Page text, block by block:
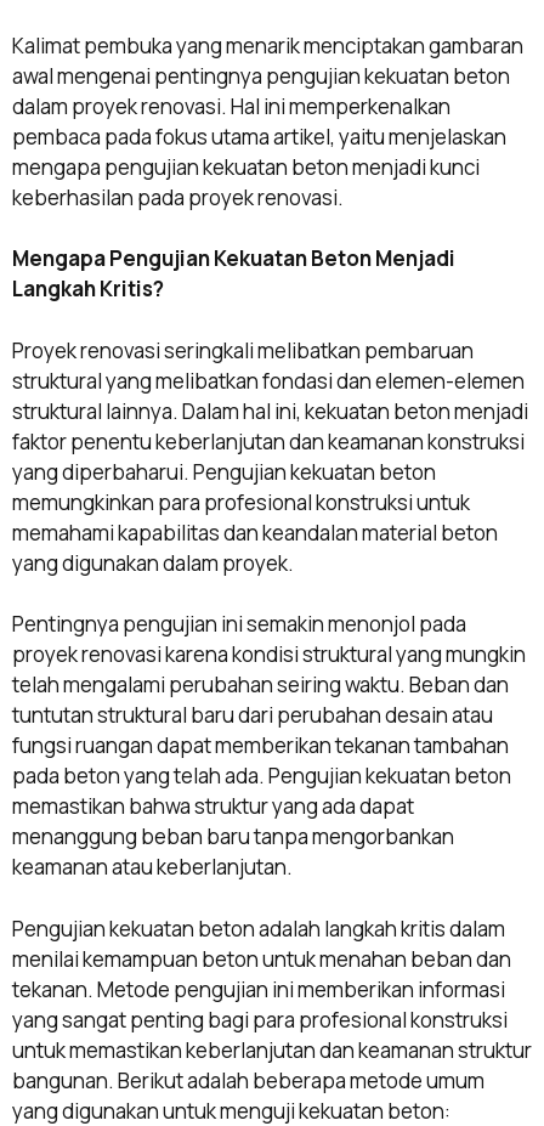
Kalimat pembuka yang menarik menciptakan gambaran
awal mengenai pentingnya pengujian kekuatan beton
dalam proyek renovasi. Hal ini memperkenalkan
pembaca pada fokus utama artikel, yaitu menjelaskan
mengapa pengujian kekuatan beton menjadi kunci
keberhasilan pada proyek renovasi.
Mengapa Pengujian Kekuatan Beton Menjadi
Langkah Kritis?
Proyek renovasi seringkali melibatkan pembaruan
struktural yang melibatkan fondasi dan elemen-elemen
struktural lainnya. Dalam hal ini, kekuatan beton menjadi
faktor penentu keberlanjutan dan keamanan konstruksi
yang diperbaharui. Pengujian kekuatan beton
memungkinkan para profesional konstruksi untuk
memahami kapabilitas dan keandalan material beton
yang digunakan dalam proyek.
Pentingnya pengujian ini semakin menonjol pada
proyek renovasi karena kondisi struktural yang mungkin
telah mengalami perubahan seiring waktu. Beban dan
tuntutan struktural baru dari perubahan desain atau
fungsi ruangan dapat memberikan tekanan tambahan
pada beton yang telah ada. Pengujian kekuatan beton
memastikan bahwa struktur yang ada dapat
menanggung beban baru tanpa mengorbankan
keamanan atau keberlanjutan.
Pengujian kekuatan beton adalah langkah kritis dalam
menilai kemampuan beton untuk menahan beban dan
tekanan. Metode pengujian ini memberikan informasi
yang sangat penting bagi para profesional konstruksi
untuk memastikan keberlanjutan dan keamanan struktur
bangunan. Berikut adalah beberapa metode umum
yang digunakan untuk menguji kekuatan beton: